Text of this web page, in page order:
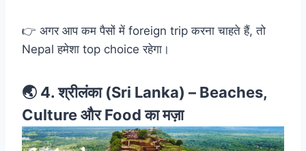
👉 अगर आप कम पैसों में foreign trip करना चाहते हैं, तो
Nepal हमेशा top choice रहेगा।
🌏 4.श्रीलंका (Sri Lanka) – Beaches,
Cultureऔर Foodका मज़ा